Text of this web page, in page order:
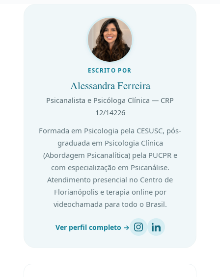
ESCRITO POR
Alessandra Ferreira
Psicanalista e Psicóloga Clínica — CRP
12/14226
Formada em Psicologia pela CESUSC, pós-
graduada em Psicologia Clínica
(Abordagem Psicanalítica) pela PUCPR e
com especialização em Psicanálise.
Atendimento presencial no Centro de
Florianópolis e terapia online por
videochamada para todo o Brasil.
Ver perfil completo →